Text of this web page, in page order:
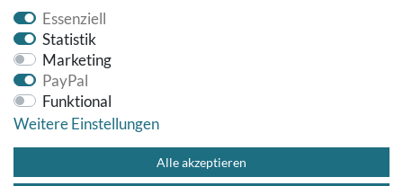
Essenziell
Statistik
Marketing
PayPal
Funktional
Weitere Einstellungen
Alle akzeptieren
Vertrag widerrufen
© Copyright 2026 Fußbodenreinigung24 GmbH | Alle Rechte